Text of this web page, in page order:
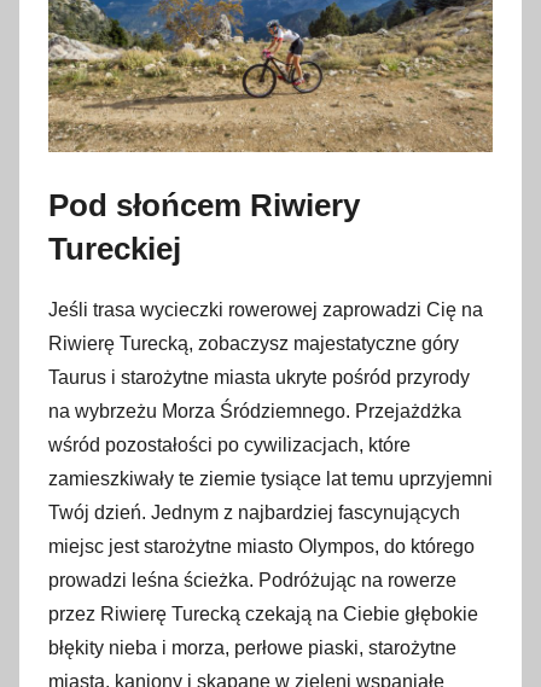
Pod słońcem Riwiery
Tureckiej
Jeśli trasa wycieczki rowerowej zaprowadzi Cię na
Riwierę Turecką, zobaczysz majestatyczne góry
Taurus i starożytne miasta ukryte pośród przyrody
na wybrzeżu Morza Śródziemnego. Przejażdżka
wśród pozostałości po cywilizacjach, które
zamieszkiwały te ziemie tysiące lat temu uprzyjemni
Twój dzień. Jednym z najbardziej fascynujących
miejsc jest starożytne miasto Olympos, do którego
prowadzi leśna ścieżka. Podróżując na rowerze
przez Riwierę Turecką czekają na Ciebie głębokie
błękity nieba i morza, perłowe piaski, starożytne
miasta, kaniony i skąpane w zieleni wspaniałe